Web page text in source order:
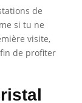
de
si tu ne
visite,
de profiter